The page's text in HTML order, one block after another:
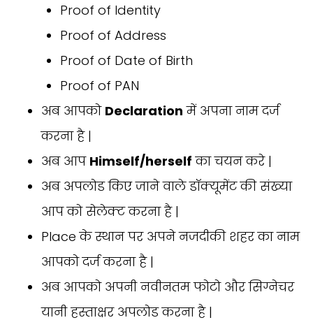
Proof of Identity
Proof of Address
Proof of Date of Birth
Proof of PAN
अब आपको Declaration में अपना नाम दर्ज
करना है |
अब आप Himself/herself का चयन करे |
अब अपलोड किए जाने वाले डॉक्यूमेंट की संख्या
आप को सेलेक्ट करना है |
Place के स्थान पर अपने नजदीकी शहर का नाम
आपको दर्ज करना है |
अब आपको अपनी नवीनतम फोटो और सिग्नेचर
यानी हस्ताक्षर अपलोड करना है |